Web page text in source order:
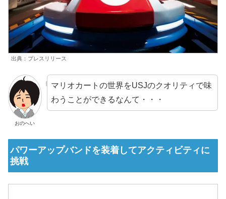
出典：プレスリリース
おのへい
マリオカートの世界をUSJのクオリティで味
わうことができるなんて・・・
パワーアップバンドを装着してアクティビティに
挑戦